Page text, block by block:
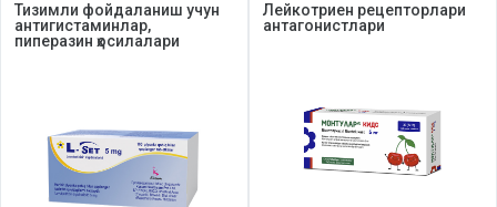
Тизимли фойдаланиш учун
антигистаминлар,
пиперазин ҳосилалари
Лейкотриен рецепторлари
антагонистлари